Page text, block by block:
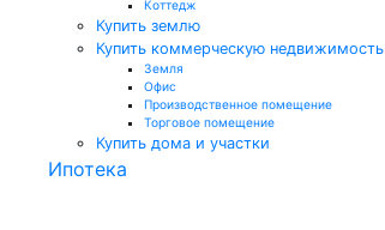
Коттедж
Купить землю
Купить коммерческую недвижимость
Земля
Офис
Производственное помещение
Торговое помещение
Купить дома и участки
Ипотека